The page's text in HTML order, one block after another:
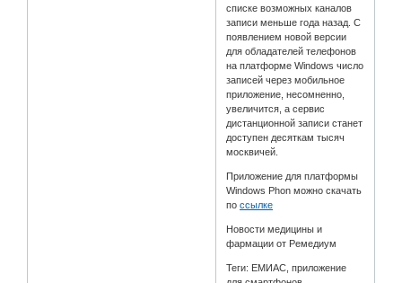
списке возможных каналов
записи меньше года назад. С
появлением новой версии
для обладателей телефонов
на платформе Windows число
записей через мобильное
приложение, несомненно,
увеличится, а сервис
дистанционной записи станет
доступен десяткам тысяч
москвичей.
Приложение для платформы
Windows Phon можно скачать
поссылке
Новости медицины и
фармации от Ремедиум
Теги: ЕМИАС, приложение